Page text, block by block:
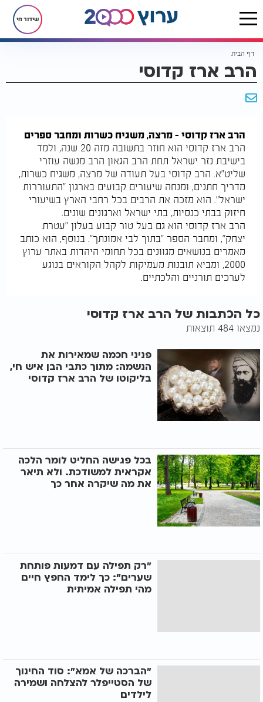
שידור חי
דף הבית
הרב ארז קדוסי
הרב ארז קדוסי – מרצה, משגיח כשרות ומחבר ספרים
הרב ארז קדוסי הוא חוזר בתשובה מזה 20 שנה, ולמד
בישיבת נזר ישראל תחת הרב הגאון הרב מנשה עוזרי
שליט"א. הרב קדוסי בעל תעודה של מרצה, משגיח כשרות,
מדריך חתנים, ומנחה שיעורים קבועים בארגון "התעוררות
ישראל". הוא מזכה את הרבים בכל רחבי הארץ בשיעורי
חיזוק בבתי כנסיות, בתי ישראל וארגונים שונים.
הרב ארז קדוסי הוא גם בעל טור קבוע בעלון "עטרת
יצחק", ומחבר הספר "בתוך לבי אמונתך". בנוסף, הוא כותב
מאמרים בנושאים מגוונים בכל תחומי היהדות באתר ערוץ
2000, ומביא תובנות מעמיקות לקהל הקוראים בנוגע
לערכים תורניים והלכתיים.
כל הכתבות של הרב ארז קדוסי
נמצאו 484 תוצאות
פניני חכמה שמאירות את
הנשמה: מתוך כתבי הבן איש חי,
בליקוטו של הרב ארז קדוסי
בכל פגישה החליט לומר הלכה
אקראית למשודכת. ולא תיאר
את מה שיקרה אחר כך
"רק תפילה עם דמעות פותחת
שערים": כך לימד החפץ חיים
מהי תפילה אמיתית
"הברכה של אמא": סוד החינוך
של הסטייפלר להצלחה ושמירה
לילדים